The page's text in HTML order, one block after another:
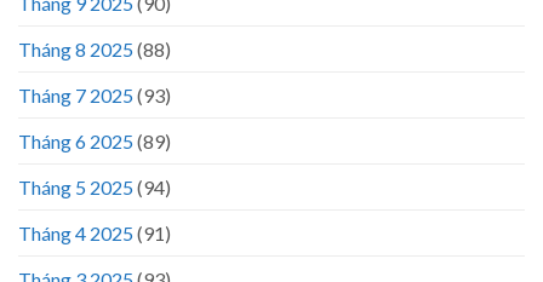
Tháng 8 2025(88)
Tháng 7 2025(93)
Tháng 6 2025(89)
Tháng 5 2025(94)
Tháng 4 2025(91)